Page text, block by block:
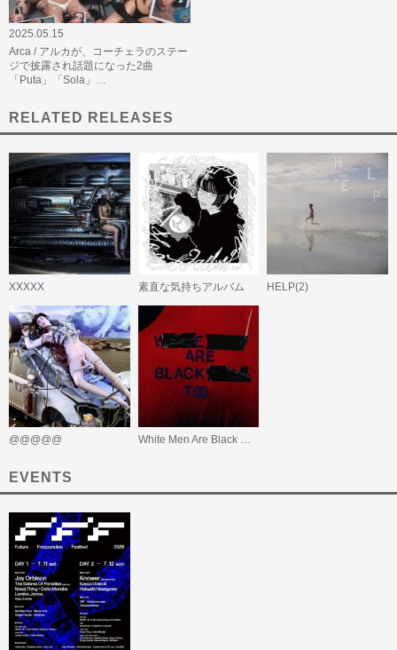
2025.05.15
Arca / アルカが、コーチェラのステー
ジで披露され話題になった2曲
「Puta」「Sola」…
RELATED RELEASES
XXXXX 素直な気持ちアルバム HELP(2)
@@@@@ White Men Are Black Men Too (10th Anniversary Edition)
EVENTS